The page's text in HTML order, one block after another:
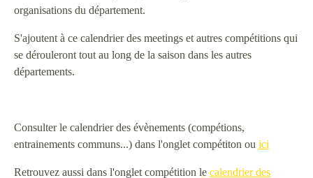
organisations du département.
S'ajoutent à ce calendrier des meetings et autres compétitions qui
se dérouleront tout au long de la saison dans les autres
départements.
Consulter le calendrier des évènements (compétions,
entrainements communs...) dans l'onglet compétiton ou ici
Retrouvez aussi dans l'onglet compétition le calendrier des